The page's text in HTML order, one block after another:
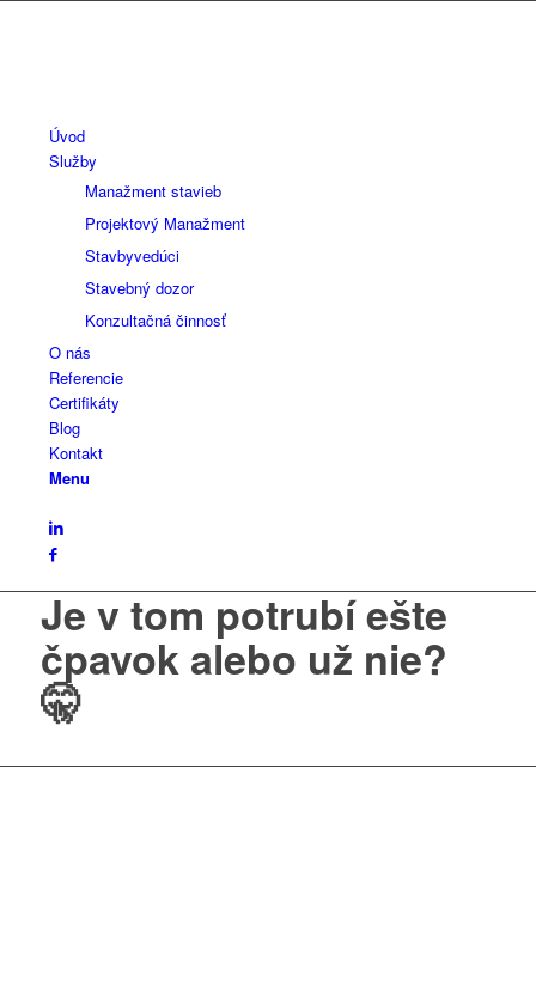
Úvod
Služby
Manažment stavieb
Projektový Manažment
Stavbyvedúci
Stavebný dozor
Konzultačná činnosť
O nás
Referencie
Certifikáty
Blog
Kontakt
Menu
Je v tom potrubí ešte
čpavok alebo už nie?
🤫